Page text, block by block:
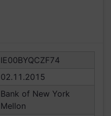
IE00BYQCZF74
02.11.2015
Bank of New York
Mellon